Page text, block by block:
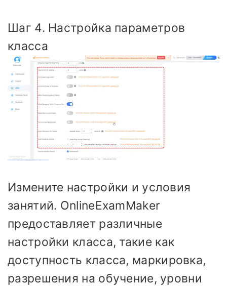
Шаг 4. Настройка параметров
класса
Измените настройки и условия
занятий. OnlineExamMaker
предоставляет различные
настройки класса, такие как
доступность класса, маркировка,
разрешения на обучение, уровни